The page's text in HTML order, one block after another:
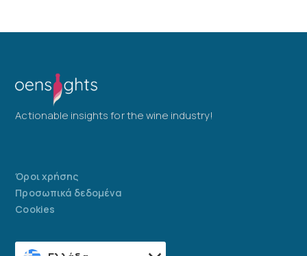
Actionable insights for the wine industry!
Όροι χρήσης
Προσωπικά δεδομένα
Cookies